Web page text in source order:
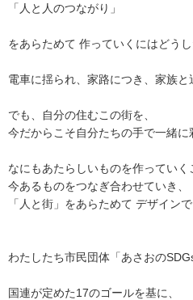
「人と人のつながり」
をあらためて 作っていくにはどうし
電車に揺られ、家路につき、家族と
でも、自分の住むこの街を、
今だからこそ自分たちの手で一緒に
なにもあたらしいものを作っていく
今あるものをつなぎ合わせていき、
「人と街」をあらためて デザイン
わたしたち市民団体「あさおの
国連が定めた17のゴールを基に、